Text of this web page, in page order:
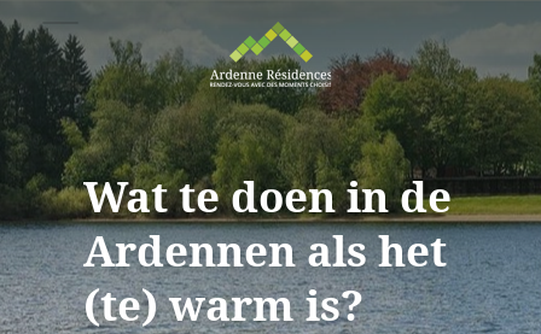
Wat te doen in de
Ardennen als het
(te) warm is?